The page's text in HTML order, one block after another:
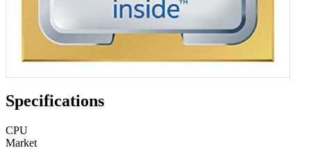
Specifications
CPU
Market